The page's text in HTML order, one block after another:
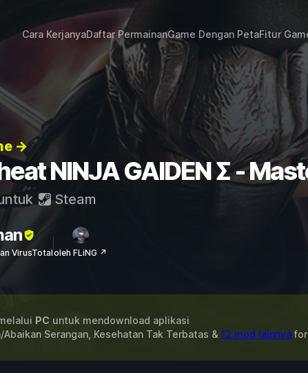
Cara KerjanyaDaftar PermainanGame Dengan PetaFitur
→
NINJA GAIDEN Σ -
Steam
VirusTotaloleh FLiNG ↗
PC untuk mendownload aplikasi
Serangan, Kesehatan Tak Terbatas & 12 mod lainnyafor